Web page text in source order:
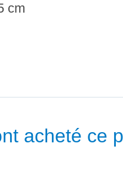
cm
acheté ce